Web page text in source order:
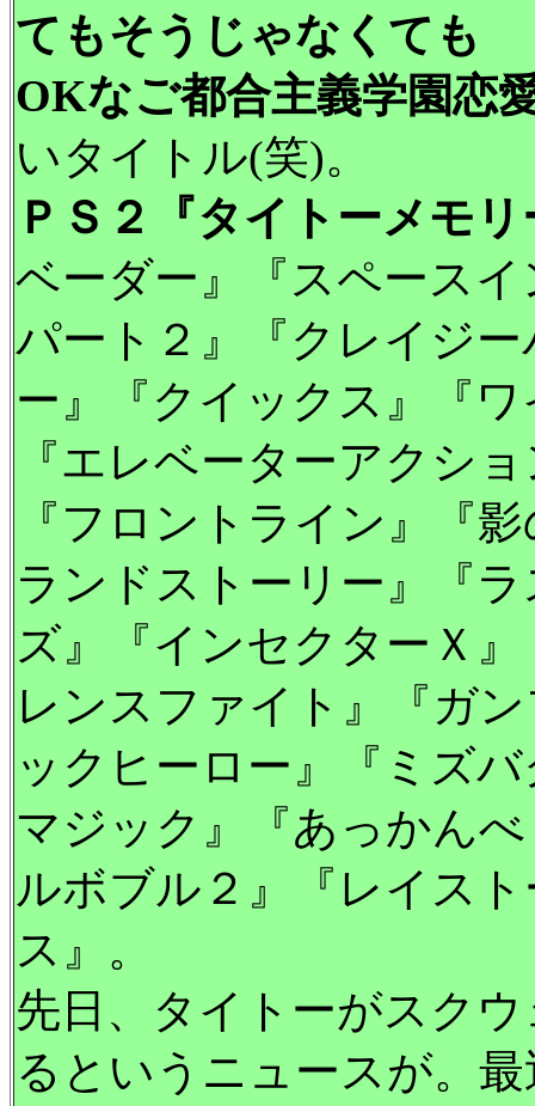
てもそうじゃなくても
OKなご都合主義学園恋
いタイトル(笑)。
ＰＳ２『タイトーメモ
ベーダー』『スペース
パート２』『クレイジ
ー』『クイックス』『
『エレベーターアクシ
『フロントライン』『
ランドストーリー』『
ズ』『インセクターＸ
レンスファイト』『ガ
ックヒーロー』『ミズ
マジック』『あっかん
ルボブル２』『レイス
ス』。
先日、タイトーがスク
るというニュースが。